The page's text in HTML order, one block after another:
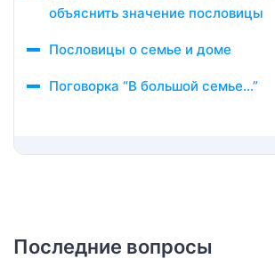
объяснить значение пословицы
Пословицы о семье и доме
Поговорка “В большой семье…”
Последние вопросы